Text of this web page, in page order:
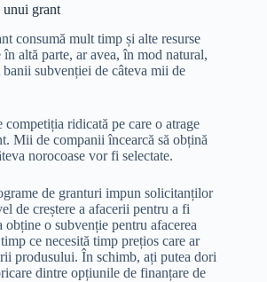
unui grant
consumă mult timp și alte resurse
altă parte, ar avea, în mod natural,
subvenției de câteva mii de
ridicată pe care o atrage
Mii de companii încearcă să obțină
norocoase vor fi selectate.
de granturi impun solicitanților
de creștere a afacerii pentru a fi
o subvenție pentru afacerea
ce necesită timp prețios care ar
produsului. În schimb, ați putea dori
dintre opțiunile de finanțare de